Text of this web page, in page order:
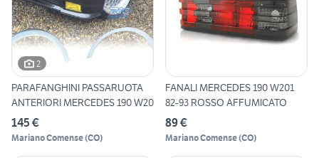
2
PARAFANGHINI PASSARUOTA
ANTERIORI MERCEDES 190 W20
145 €
Mariano Comense(CO)
FANALI MERCEDES 190 W201
82-93 ROSSO AFFUMICATO
89 €
Mariano Comense(CO)